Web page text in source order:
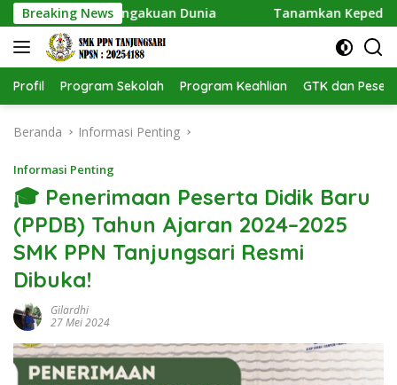
Langsung
ke
konten
Breaking News
Dapat Pengakuan Dunia Tanamkan Kepedulian
Profil Program Sekolah Program Keahlian GTK dan
Beranda Informasi Penting
Informasi Penting
🎓 Penerimaan Peserta Didik Baru
(PPDB) Tahun Ajaran 2024–2025
SMK PPN Tanjungsari Resmi
Dibuka!
Gilardhi
27 Mei 2024